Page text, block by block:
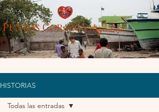
PUNTOSCORAZÓNArgentina
HISTORIAS
Todas las entradas